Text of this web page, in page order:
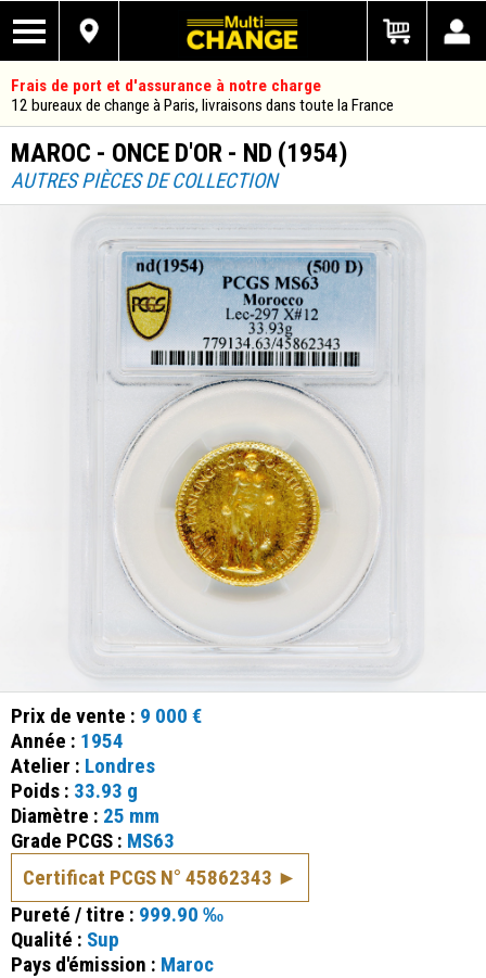
Frais de port et d'assurance à notre charge
12 bureaux de change à Paris, livraisons dans toute la France
MAROC - ONCE D'OR - ND (1954)
AUTRES PIÈCES DE COLLECTION
Prix de vente : 9 000 €
Année : 1954
Atelier : Londres
Poids : 33.93 g
Diamètre : 25 mm
Grade PCGS : MS63
Certificat PCGS N° 45862343
Pureté / titre : 999.90 ‰
Qualité : Sup
Pays d'émission : Maroc